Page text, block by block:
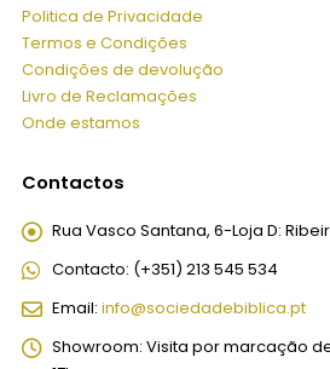
Politica de Privacidade
Termos e Condições
Condições de devolução
Livro de Reclamações
Onde estamos
Contactos
Rua Vasco Santana, 6-Loja D:
Contacto: (+351) 213 545 534
Email: info@sociedadebiblica.pt
Showroom: Visita por marcação